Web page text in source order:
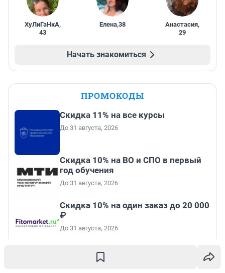
ХуЛиГаНкА,
43
Елена,38 Анастасия,
29
Начать знакомиться
ПРОМОКОДЫ
Скидка 11% на все курсы
До 31 августа, 2026
Скидка 10% на ВО и СПО в первый
год обучения
До 31 августа, 2026
Скидка 10% на один заказ до 20 000
₽
До 31 августа, 2026
Скидка 6 000 ₽ от 10 000 ₽, 10 000 ₽
от 15 000 ₽, 20 000 ₽ от 30 000 ₽ и